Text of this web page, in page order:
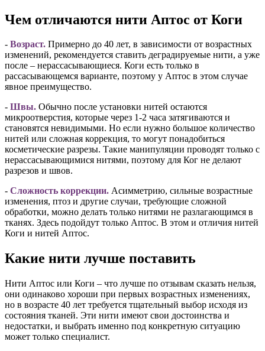
Чем отличаются нити Аптос от Коги
- Возраст. Примерно до 40 лет, в зависимости от возрастных
изменений, рекомендуется ставить деградируемые нити, а уже
после – нерассасывающиеся. Коги есть только в
рассасывающемся варианте, поэтому у Аптос в этом случае
явное преимущество.
- Швы. Обычно после установки нитей остаются
микроотверстия, которые через 1-2 часа затягиваются и
становятся невидимыми. Но если нужно большое количество
нитей или сложная коррекция, то могут понадобиться
косметические разрезы. Такие манипуляции проводят только с
нерассасывающимися нитями, поэтому для Ког не делают
разрезов и швов.
- Сложность коррекции. Асимметрию, сильные возрастные
изменения, птоз и другие случаи, требующие сложной
обработки, можно делать только нитями не разлагающимся в
тканях. Здесь подойдут только Аптос. В этом и отличия нитей
Коги и нитей Аптос.
Какие нити лучше поставить
Нити Аптос или Коги – что лучше по отзывам сказать нельзя,
они одинаково хороши при первых возрастных изменениях,
но в возрасте 40 лет требуется тщательный выбор исходя из
состояния тканей. Эти нити имеют свои достоинства и
недостатки, и выбрать именно под конкретную ситуацию
может только специалист.